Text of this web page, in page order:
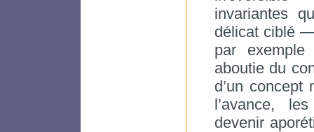
invariantes
délicat ciblé
par exemple
aboutie du
d’un concept
l’avance,
devenir